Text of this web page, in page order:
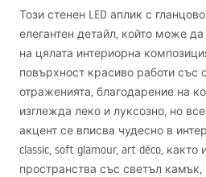
Този стенен LED аплик с
елегантен детайл, който може
на цялата интериорна
повърхност красиво работи със
отраженията, благодарение на
изглежда леко и луксозно, но
акцент се вписва чудесно в
classic, soft glamour, art déco,
пространства със светъл